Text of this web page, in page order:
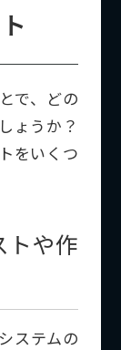
で、どの
ょうか？
をいくつ
トや作
ステムの